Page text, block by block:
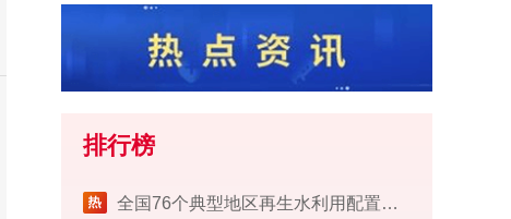
排行榜
​全国76个典型地区再生水利用配置试点工作完成